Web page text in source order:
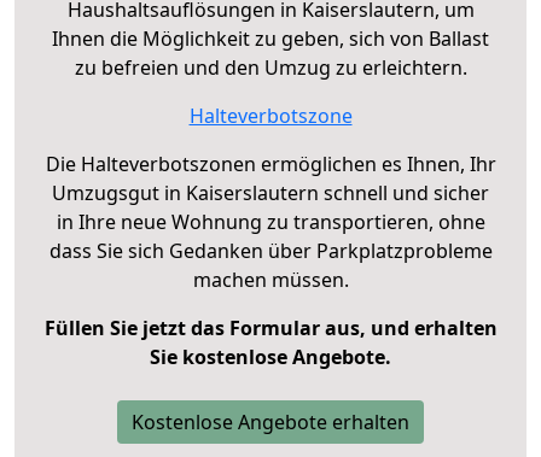
Haushaltsauflösungen in Kaiserslautern, um
Ihnen die Möglichkeit zu geben, sich von Ballast
zu befreien und den Umzug zu erleichtern.
Halteverbotszone
Die Halteverbotszonen ermöglichen es Ihnen, Ihr
Umzugsgut in Kaiserslautern schnell und sicher
in Ihre neue Wohnung zu transportieren, ohne
dass Sie sich Gedanken über Parkplatzprobleme
machen müssen.
Füllen Sie jetzt das Formular aus, und erhalten
Sie kostenlose Angebote.
Kostenlose Angebote erhalten